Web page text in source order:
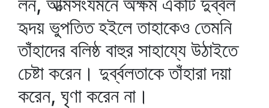
হৃদয় ভুপতিত হইলে তাহাকেও তেমনি
তাঁহাদের বলিষ্ঠ বাহুর সাহায্যে উঠাইতে
চেষ্টা করেন। দুর্ব্বলতাকে তাঁহারা দয়া
করেন, ঘৃণা করেন না।